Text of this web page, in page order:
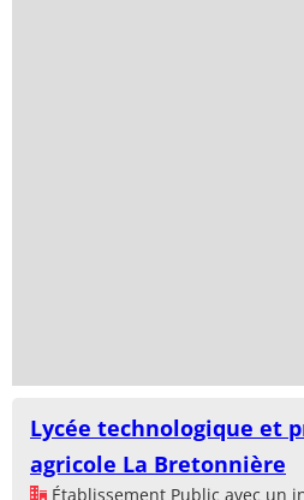
Lycée technologique et
agricole La Bretonnière
Établissement Public avec un